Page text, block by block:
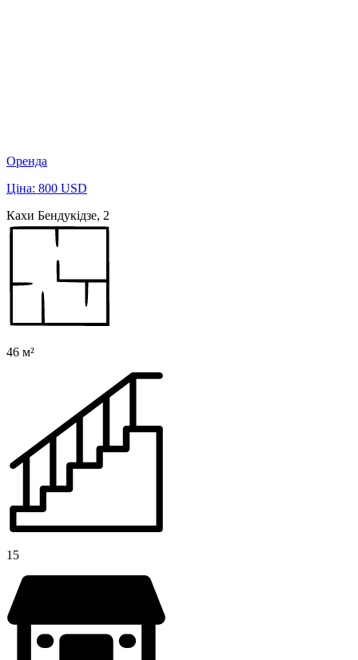
Оренда
Ціна: 800 USD
Кахи Бендукідзе, 2
46 м²
15